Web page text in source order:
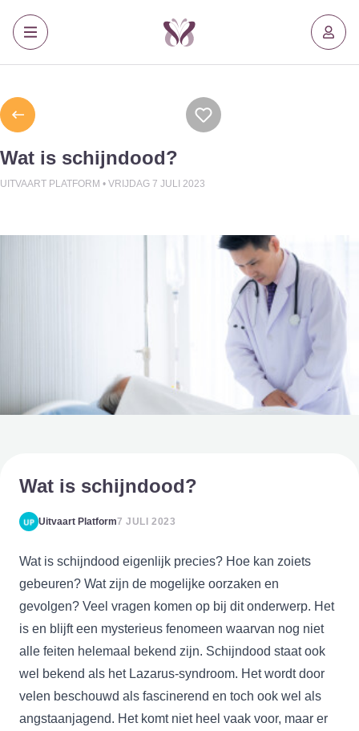
Wat is schijndood?
UITVAART PLATFORM • VRIJDAG 7 JULI 2023
Wat is schijndood?
Uitvaart Platform7 JULI 2023
Wat is schijndood eigenlijk precies? Hoe kan zoiets
gebeuren? Wat zijn de mogelijke oorzaken en
gevolgen? Veel vragen komen op bij dit onderwerp. Het
is en blijft een mysterieus fenomeen waarvan nog niet
alle feiten helemaal bekend zijn. Schijndood staat ook
wel bekend als het Lazarus-syndroom. Het wordt door
velen beschouwd als fascinerend en toch ook wel als
angstaanjagend. Het komt niet heel vaak voor, maar er